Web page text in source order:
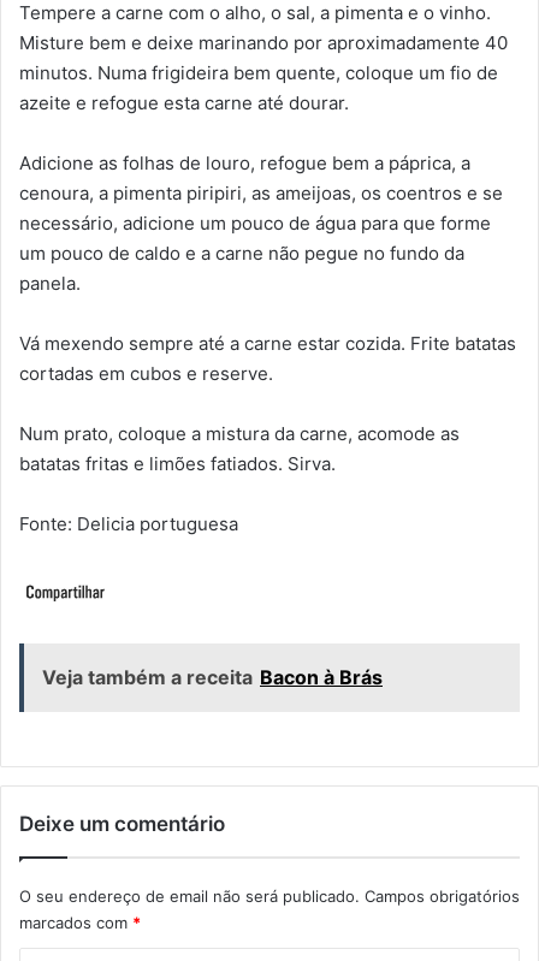
Tempere a carne com o alho, o sal, a pimenta e o vinho.
Misture bem e deixe marinando por aproximadamente 40
minutos. Numa frigideira bem quente, coloque um fio de
azeite e refogue esta carne até dourar.
Adicione as folhas de louro, refogue bem a páprica, a
cenoura, a pimenta piripiri, as ameijoas, os coentros e se
necessário, adicione um pouco de água para que forme
um pouco de caldo e a carne não pegue no fundo da
panela.
Vá mexendo sempre até a carne estar cozida. Frite batatas
cortadas em cubos e reserve.
Num prato, coloque a mistura da carne, acomode as
batatas fritas e limões fatiados. Sirva.
Fonte: Delicia portuguesa
Veja também a receita Bacon à Brás
Deixe um comentário
O seu endereço de email não será publicado. Campos obrigatórios
marcados com *